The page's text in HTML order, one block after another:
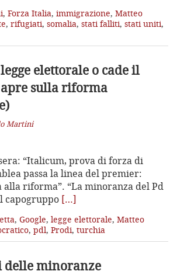
, Forza Italia, immigrazione, Matteo
, rifugiati, somalia, stati falliti, stati uniti,
elettorale o cade il
sulla riforma
Martini
“Italicum, prova di forza di
passa la linea del premier:
alla riforma”. “La minoranza del Pd
capogruppo […]
, Google, legge elettorale, Matteo
, pdl, Prodi, turchia
delle minoranze